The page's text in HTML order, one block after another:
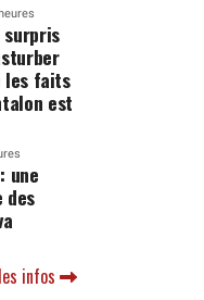
les faits
est
une
des
infos